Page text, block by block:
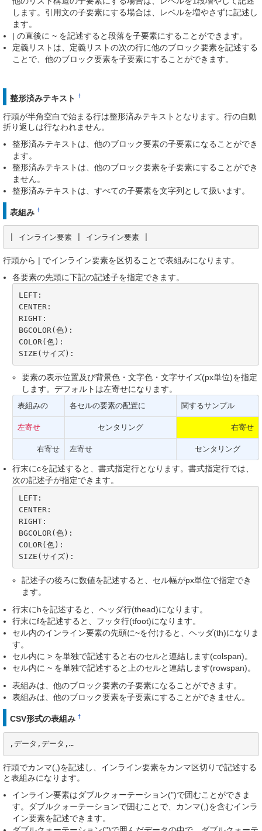
します。引用文の子要素にする場合は、レベルを増やさずに記述し
ます。
| の直後に ~ を記述すると段落を子要素にすることができます。
定義リストは、定義リストの次の行に他のブロック要素を記述する
ことで、他のブロック要素を子要素にすることができます。
整形済みテキスト †
行頭が半角空白で始まる行は整形済みテキストとなります。行の自動
折り返しは行なわれません。
整形済みテキストは、他のブロック要素の子要素になることができ
ます。
整形済みテキストは、他のブロック要素を子要素にすることができ
ません。
整形済みテキストは、すべての子要素を文字列として扱います。
表組み †
| インライン要素 | インライン要素 |
行頭から | でインライン要素を区切ることで表組みになります。
各要素の先頭に下記の記述子を指定できます。
LEFT:
CENTER:
RIGHT:
BGCOLOR(色):
COLOR(色):
SIZE(サイズ):
要素の表示位置及び背景色・文字色・文字サイズ(px単位)を指定
します。デフォルトは左寄せになります。
表組みの 各セルの要素の配置に 関するサンプル
左寄せ センタリング 右寄せ
右寄せ 左寄せ センタリング
行末にcを記述すると、書式指定行となります。書式指定行では、
次の記述子が指定できます。
LEFT:
CENTER:
RIGHT:
BGCOLOR(色):
COLOR(色):
SIZE(サイズ):
記述子の後ろに数値を記述すると、セル幅がpx単位で指定でき
ます。
行末にhを記述すると、ヘッダ行(thead)になります。
行末にfを記述すると、フッタ行(tfoot)になります。
セル内のインライン要素の先頭に~を付けると、ヘッダ(th)になりま
す。
セル内に > を単独で記述すると右のセルと連結します(colspan)。
セル内に ~ を単独で記述すると上のセルと連結します(rowspan)。
表組みは、他のブロック要素の子要素になることができます。
表組みは、他のブロック要素を子要素にすることができません。
CSV形式の表組み †
,データ,データ,…
行頭でカンマ(,)を記述し、インライン要素をカンマ区切りで記述する
と表組みになります。
インライン要素はダブルクォーテーション(")で囲むことができま
す。ダブルクォーテーションで囲むことで、カンマ(,)を含むインラ
イン要素を記述できます。